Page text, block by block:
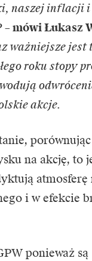
naszej inflacji i
– mówi Łukasz
ważniejsze jest
roku stopy
akcje.
na akcję, to
atmosferę
i w efekcie
ponieważ